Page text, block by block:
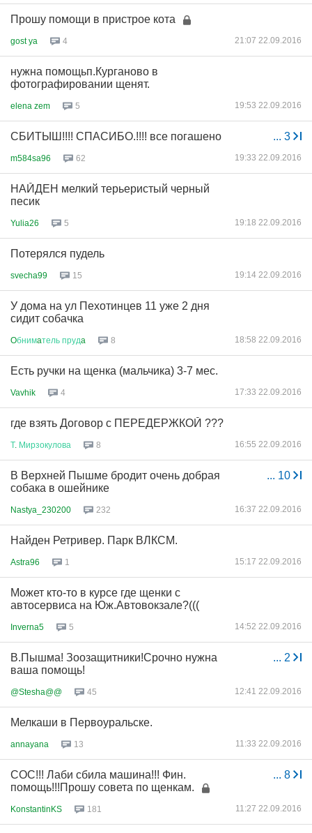
Прошу помощи в пристрое кота
gost ya 4 21:07 22.09.2016
нужна помощьп.Курганово в
фотографировании щенят.
elena zem 5 19:53 22.09.2016
... 3
СБИТЫШ!!!! СПАСИБО.!!!! все погашено
m584sa96 62 19:33 22.09.2016
НАЙДЕН мелкий терьеристый черный
песик
Yulia26 5 19:18 22.09.2016
Потерялся пудель
svecha99 15 19:14 22.09.2016
У дома на ул Пехотинцев 11 уже 2 дня
сидит собачка
Oбнимaтель прудa 8 18:58 22.09.2016
Есть ручки на щенка (мальчика) 3-7 мес.
Vavhik 4 17:33 22.09.2016
где взять Договор с ПЕРЕДЕРЖКОЙ ???
Т. Мирзокулова 8 16:55 22.09.2016
... 10
В Верхней Пышме бродит очень добрая
собака в ошейнике
Nastya_230200 232 16:37 22.09.2016
Найден Ретривер. Парк ВЛКСМ.
Astra96 1 15:17 22.09.2016
Может кто-то в курсе где щенки с
автосервиса на Юж.Автовокзале?(((
Inverna5 5 14:52 22.09.2016
... 2
В.Пышма! Зоозащитники!Срочно нужна
ваша помощь!
@Stesha@@ 45 12:41 22.09.2016
Мелкаши в Первоуральске.
annayana 13 11:33 22.09.2016
... 8
СОС!!! Лаби сбила машина!!! Фин.
помощь!!!Прошу совета по щенкам.
KonstantinKS 181 11:27 22.09.2016